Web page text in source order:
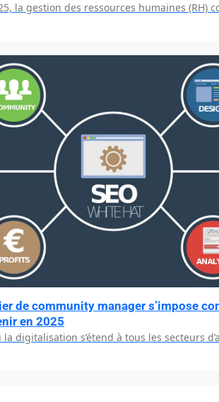
la gestion des ressources humaines (RH)
de community manager s’impose
en 2025
digitalisation s’étend à tous les secteurs